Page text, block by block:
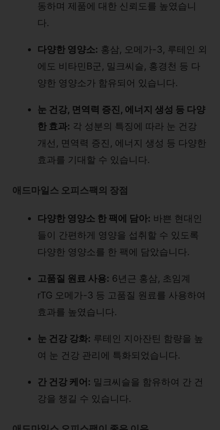
동하며 제품에 대한 신뢰도를 높였습니
다.
다양한 영양소: 홍삼, 오메가-3, 루테인 외
에도 비타민B군, 밀크씨슬, 홍경천 등 다
양한 영양소가 함유되어 있습니다.
눈 건강, 면역력 증진, 에너지 생성 등 다양
한 효과: 각 성분의 특징에 따라 눈 건강
개선, 면역력 증진, 에너지 생성 등 다양한
효과를 기대할 수 있습니다.
애드마일스 오피스팩의 장점
다양한 영양소 한 팩에 담아: 바쁜 현대인
들이 간편하게 영양을 섭취할 수 있도록
다양한 영양소를 한 팩에 담았습니다.
고품질 원료 사용: 6년근 홍삼, 초임계
rTG 오메가-3 등 고품질 원료를 사용하여
효과를 높였습니다.
눈 건강 강화: 루테인 지아잔틴 함량을 높
여 눈 건강 관리에 특화되었습니다.
간 건강 케어: 밀크씨슬을 함유하여 간 건
강을 챙길 수 있습니다.